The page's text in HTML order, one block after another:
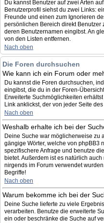
Du kannst Benutzer auf zwei Arten
Benutzerprofil siehst du zwei Links:
Freunde und einen zum Ignorieren
persönlichen Bereich direkt Benutzer
deren Benutzernamen eingibst. An
von den Listen entfernen.
Nach oben
Die Foren durchsuchen
Wie kann ich ein Forum oder
Du kannst die Foren durchsuchen,
eingibst, die du in der Foren-
Erweiterte Suchmöglichkeiten
Link anklickst, der von jeder Seite
Nach oben
Weshalb erhalte ich bei der
Deine Suche war möglicherweise zu
gängige Wörter, welche von phpBB3
spezifischere Anfrage und benutze
bietet. Außerdem ist es natürlich
nirgends im Forum verwendet
Begriffe!
Nach oben
Warum bekomme ich bei der
Deine Suche lieferte zu viele
verarbeiten. Benutze die erweiterte
ein oder beschränke die Suche auf